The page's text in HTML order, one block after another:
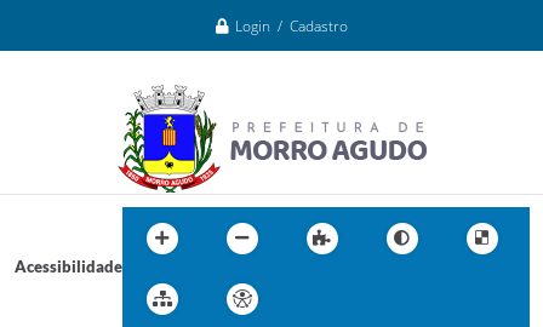
Login / Cadastro
Acessibilidade